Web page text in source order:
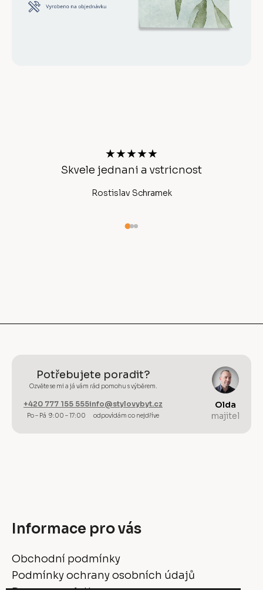
★★★★★
Skvele jednani a vstricnost
Rostislav Schramek
Potřebujete poradit?
Ozvěte se mi a já vám rád pomohu s výběrem.
+420 777 155 555
Po – Pá 9:00 – 17:00
info@stylovybyt.cz
odpovídám co nejdříve
Olda
majitel
Informace pro vás
Obchodní podmínky
Podmínky ochrany osobních údajů